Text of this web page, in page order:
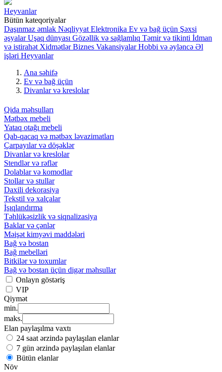
Heyvanlar
Bütün kateqoriyalar
Daşınmaz əmlak Nəqliyyat Elektronika Ev və bağ üçün Şəxsi
əşyalar Uşaq dünyası Gözəllik və sağlamlıq Təmir və tikinti İdman
və istirahət Xidmətlər Biznes Vakansiyalar Hobbi və əyləncə Əl
işləri Heyvanlar
Ana səhifə
Ev və bağ üçün
Divanlar və kreslolar
Qida məhsulları
Mətbəx mebeli
Yataq otağı mebeli
Qab-qacaq və mətbəx ləvazimatları
Çarpayılar və döşəklər
Divanlar və kreslolar
Stendlər və rəflər
Dolablar və komodlar
Stollar və stullar
Daxili dekorasiya
Tekstil və xalçalar
İşıqlandırma
Təhlükəsizlik və siqnalizasiya
Baklar və çənlər
Məişət kimyəvi maddələri
Bağ və bostan
Bağ mebelləri
Bitkilər və toxumlar
Bağ və bostan üçün digər məhsullar
Onlayn göstəriş
VIP
Qiymət
min.
maks.
Elan paylaşılma vaxtı
24 saat ərzində paylaşılan elanlar
7 gün ərzində paylaşılan elanlar
Bütün elanlar
Növ